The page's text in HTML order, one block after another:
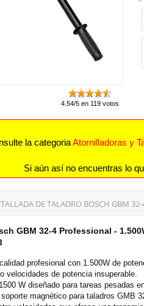
4.54/5 en 119 votos
la categoriaAtornilladoras y
Si aún así no encuentras lo
DE TALADRO BOSCH GBM
GBM 32-4 Professional -
profesional con 1.500W de
velocidades de potencia insuperable.
W diseñado para tareas pesadas
magnético para taladros GMB